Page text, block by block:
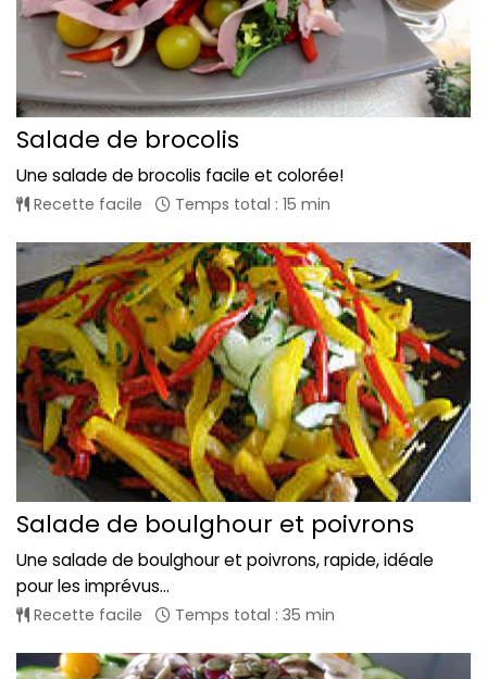
Salade de brocolis
Une salade de brocolis facile et colorée!
Recette facile Temps total : 15 min
Salade de boulghour et poivrons
Une salade de boulghour et poivrons, rapide, idéale
pour les imprévus...
Recette facile Temps total : 35 min